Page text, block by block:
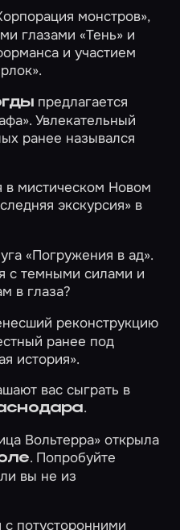
монстров»,
глазами«Тень» и
и участием
.
предлагается
. Увлекательный
ранее назывался
мистическом Новом
экскурсия» в
«Погружения в ад».
с темными силами и
в глаза?
реконструкцию
ранее под
история».
вас сыграть в
.
Вольтерра» открыла
. Попробуйте
вы не из
потусторонними